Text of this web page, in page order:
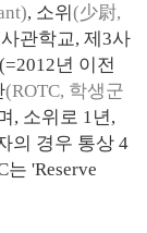
, 소위(少尉,
관학교, 제3사
년 이전
(ROTC, 학생군
, 소위로 1년,
의 경우 통상 4
'Reserve